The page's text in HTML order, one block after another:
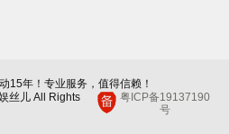
15年！专业服务，值得信赖！
丝儿 All Rights
粤ICP备19137190
号